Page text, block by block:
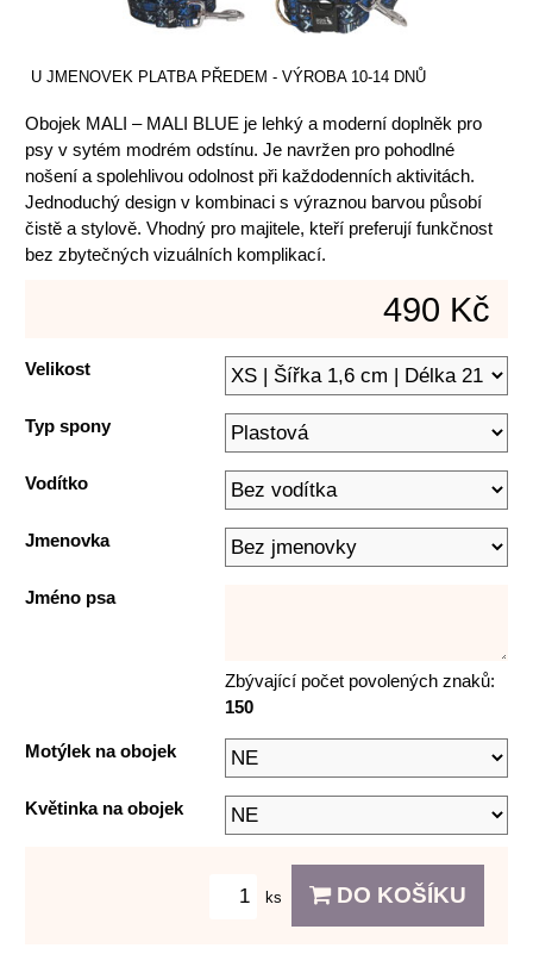
U JMENOVEK PLATBA PŘEDEM - VÝROBA 10-14 DNŮ
Obojek MALI – MALI BLUE je lehký a moderní doplněk pro
psy v sytém modrém odstínu. Je navržen pro pohodlné
nošení a spolehlivou odolnost při každodenních aktivitách.
Jednoduchý design v kombinaci s výraznou barvou působí
čistě a stylově. Vhodný pro majitele, kteří preferují funkčnost
bez zbytečných vizuálních komplikací.
490 Kč
Velikost
Typ spony
Vodítko
Jmenovka
Jméno psa
Zbývající počet povolených znaků:
150
Motýlek na obojek
Květinka na obojek
ks DO KOŠÍKU